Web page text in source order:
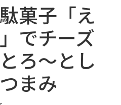
菓子「え
でチーズ
ろ～とし
まみ